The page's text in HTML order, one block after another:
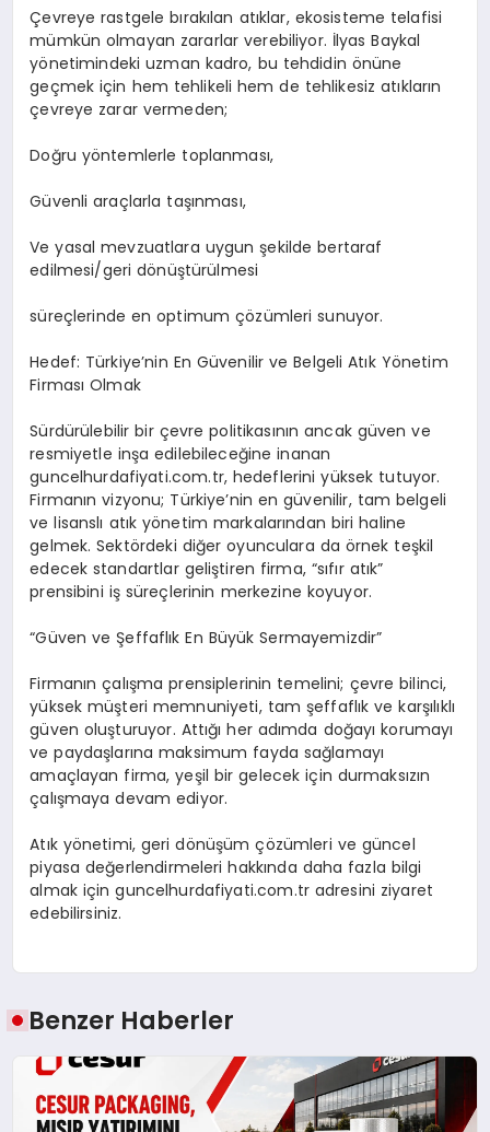
Çevreye rastgele bırakılan atıklar, ekosisteme telafisi
mümkün olmayan zararlar verebiliyor. İlyas Baykal
yönetimindeki uzman kadro, bu tehdidin önüne
geçmek için hem tehlikeli hem de tehlikesiz atıkların
çevreye zarar vermeden;
Doğru yöntemlerle toplanması,
Güvenli araçlarla taşınması,
Ve yasal mevzuatlara uygun şekilde bertaraf
edilmesi/geri dönüştürülmesi
süreçlerinde en optimum çözümleri sunuyor.
Hedef: Türkiye’nin En Güvenilir ve Belgeli Atık Yönetim
Firması Olmak
Sürdürülebilir bir çevre politikasının ancak güven ve
resmiyetle inşa edilebileceğine inanan
guncelhurdafiyati.com.tr, hedeflerini yüksek tutuyor.
Firmanın vizyonu; Türkiye’nin en güvenilir, tam belgeli
ve lisanslı atık yönetim markalarından biri haline
gelmek. Sektördeki diğer oyunculara da örnek teşkil
edecek standartlar geliştiren firma, “sıfır atık”
prensibini iş süreçlerinin merkezine koyuyor.
“Güven ve Şeffaflık En Büyük Sermayemizdir”
Firmanın çalışma prensiplerinin temelini; çevre bilinci,
yüksek müşteri memnuniyeti, tam şeffaflık ve karşılıklı
güven oluşturuyor. Attığı her adımda doğayı korumayı
ve paydaşlarına maksimum fayda sağlamayı
amaçlayan firma, yeşil bir gelecek için durmaksızın
çalışmaya devam ediyor.
Atık yönetimi, geri dönüşüm çözümleri ve güncel
piyasa değerlendirmeleri hakkında daha fazla bilgi
almak için guncelhurdafiyati.com.tr adresini ziyaret
edebilirsiniz.
Benzer Haberler